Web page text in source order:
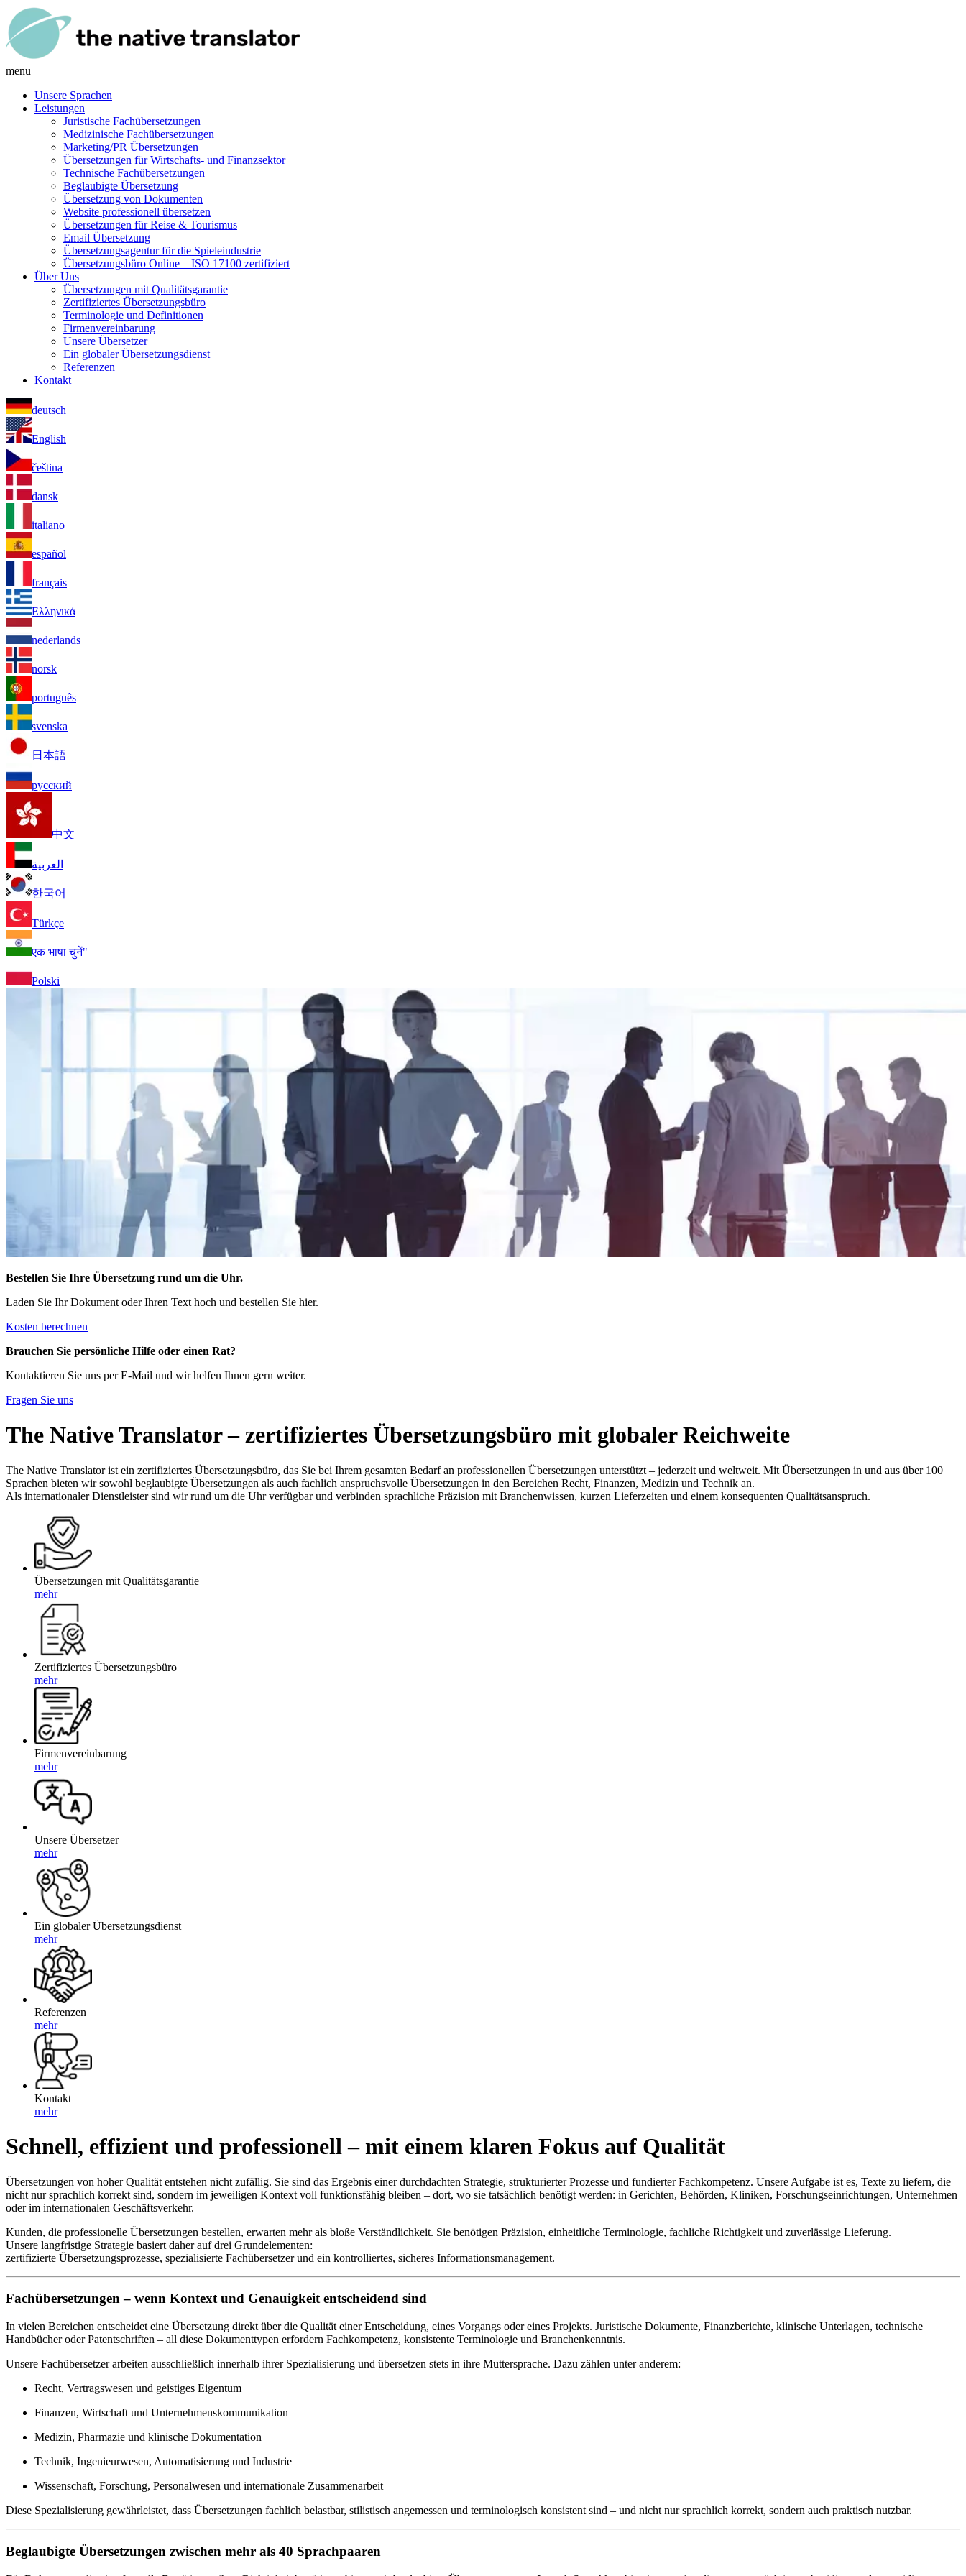
menu
Unsere Sprachen
Leistungen
Juristische Fachübersetzungen
Medizinische Fachübersetzungen
Marketing/PR Übersetzungen
Übersetzungen für Wirtschafts- und Finanzsektor
Technische Fachübersetzungen
Beglaubigte Übersetzung
Übersetzung von Dokumenten
Website professionell übersetzen
Übersetzungen für Reise & Tourismus
Email Übersetzung
Übersetzungsagentur für die Spieleindustrie
Übersetzungsbüro Online – ISO 17100 zertifiziert
Über Uns
Übersetzungen mit Qualitätsgarantie
Zertifiziertes Übersetzungsbüro
Terminologie und Definitionen
Firmenvereinbarung
Unsere Übersetzer
Ein globaler Übersetzungsdienst
Referenzen
Kontakt
deutsch
English
čeština
dansk
italiano
español
français
Ελληνικά
nederlands
norsk
português
svenska
日本語
русский
中文
العربية
한국어
Türkçe
एक भाषा चुनें"
Polski
Bestellen Sie Ihre Übersetzung rund um die Uhr.
Laden Sie Ihr Dokument oder Ihren Text hoch und bestellen Sie hier.
Kosten berechnen
Brauchen Sie persönliche Hilfe oder einen Rat?
Kontaktieren Sie uns per E-Mail und wir helfen Ihnen gern weiter.
Fragen Sie uns
The Native Translator – zertifiziertes Übersetzungsbüro mit globaler Reichweite
The Native Translator ist ein zertifiziertes Übersetzungsbüro, das Sie bei Ihrem gesamten Bedarf an professionellen Übersetzungen unterstützt – jederzeit und weltweit. Mit Übersetzungen in und aus über 100
Sprachen bieten wir sowohl beglaubigte Übersetzungen als auch fachlich anspruchsvolle Übersetzungen in den Bereichen Recht, Finanzen, Medizin und Technik an.
Als internationaler Dienstleister sind wir rund um die Uhr verfügbar und verbinden sprachliche Präzision mit Branchenwissen, kurzen Lieferzeiten und einem konsequenten Qualitätsanspruch.
Übersetzungen mit Qualitätsgarantie
mehr
Zertifiziertes Übersetzungsbüro
mehr
Firmenvereinbarung
mehr
Unsere Übersetzer
mehr
Ein globaler Übersetzungsdienst
mehr
Referenzen
mehr
Kontakt
mehr
Schnell, effizient und professionell – mit einem klaren Fokus auf Qualität
Übersetzungen von hoher Qualität entstehen nicht zufällig. Sie sind das Ergebnis einer durchdachten Strategie, strukturierter Prozesse und fundierter Fachkompetenz. Unsere Aufgabe ist es, Texte zu liefern, die
nicht nur sprachlich korrekt sind, sondern im jeweiligen Kontext voll funktionsfähig bleiben – dort, wo sie tatsächlich benötigt werden: in Gerichten, Behörden, Kliniken, Forschungseinrichtungen, Unternehmen
oder im internationalen Geschäftsverkehr.
Kunden, die professionelle Übersetzungen bestellen, erwarten mehr als bloße Verständlichkeit. Sie benötigen Präzision, einheitliche Terminologie, fachliche Richtigkeit und zuverlässige Lieferung.
Unsere langfristige Strategie basiert daher auf drei Grundelementen:
zertifizierte Übersetzungsprozesse, spezialisierte Fachübersetzer und ein kontrolliertes, sicheres Informationsmanagement.
Fachübersetzungen – wenn Kontext und Genauigkeit entscheidend sind
In vielen Bereichen entscheidet eine Übersetzung direkt über die Qualität einer Entscheidung, eines Vorgangs oder eines Projekts. Juristische Dokumente, Finanzberichte, klinische Unterlagen, technische
Handbücher oder Patentschriften – all diese Dokumenttypen erfordern Fachkompetenz, konsistente Terminologie und Branchenkenntnis.
Unsere Fachübersetzer arbeiten ausschließlich innerhalb ihrer Spezialisierung und übersetzen stets in ihre Muttersprache. Dazu zählen unter anderem:
Recht, Vertragswesen und geistiges Eigentum
Finanzen, Wirtschaft und Unternehmenskommunikation
Medizin, Pharmazie und klinische Dokumentation
Technik, Ingenieurwesen, Automatisierung und Industrie
Wissenschaft, Forschung, Personalwesen und internationale Zusammenarbeit
Diese Spezialisierung gewährleistet, dass Übersetzungen fachlich belastbar, stilistisch angemessen und terminologisch konsistent sind – und nicht nur sprachlich korrekt, sondern auch praktisch nutzbar.
Beglaubigte Übersetzungen zwischen mehr als 40 Sprachpaaren